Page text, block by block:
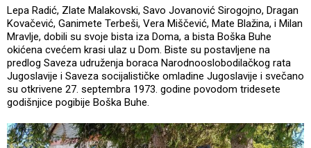
Lepa Radić, Zlate Malakovski, Savo Jovanović Sirogojno, Dragan
Kovačević, Ganimete Terbeši, Vera Miščević, Mate Blažina, i Milan
Mravlje, dobili su svoje bista iza Doma, a bista Boška Buhe
okićena cvećem krasi ulaz u Dom. Biste su postavljene na
predlog Saveza udruženja boraca Narodnooslobodilačkog rata
Jugoslavije i Saveza socijalističke omladine Jugoslavije i svečano
su otkrivene 27. septembra 1973. godine povodom tridesete
godišnjice pogibije Boška Buhe.